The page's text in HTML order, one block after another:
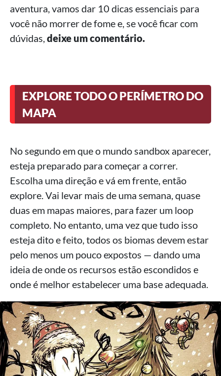
aventura, vamos dar 10 dicas essenciais para
você não morrer de fome e, se você ficar com
dúvidas,deixe um comentário.
EXPLORE TODO O PERÍMETRO DO
MAPA
No segundo em que o mundo sandbox aparecer,
esteja preparado para começar a correr.
Escolha uma direção e vá em frente, então
explore. Vai levar mais de uma semana, quase
duas em mapas maiores, para fazer um loop
completo. No entanto, uma vez que tudo isso
esteja dito e feito, todos os biomas devem estar
pelo menos um pouco expostos — dando uma
ideia de onde os recursos estão escondidos e
onde é melhor estabelecer uma base adequada.